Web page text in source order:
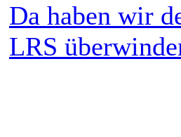
Da haben wir
LRS